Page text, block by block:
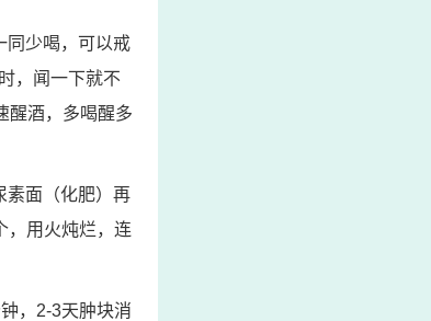
同少喝，可以戒
，闻一下就不
醒酒，多喝醒多
素面（化肥）再
，用火炖烂，连
，2-3天肿块消